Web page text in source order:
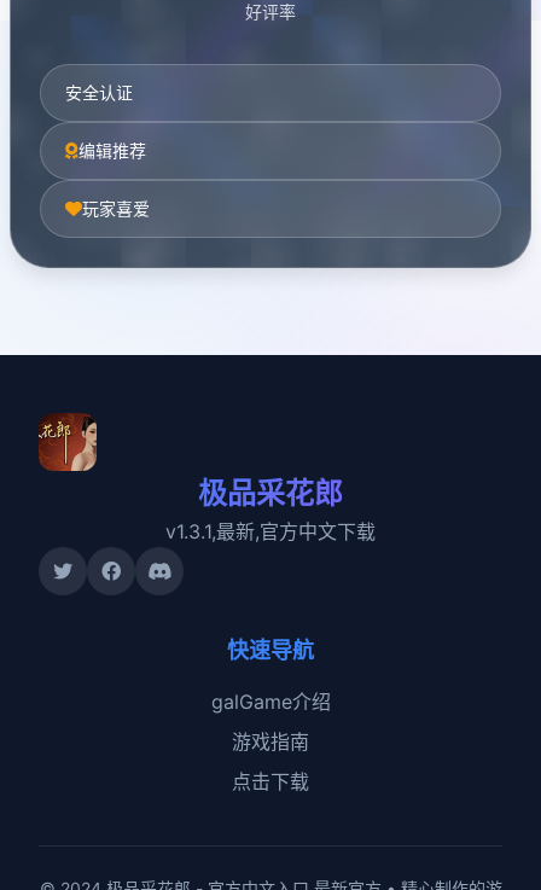
好评率
安全认证
编辑推荐
玩家喜爱
极品采花郎
v1.3.1,最新,官方中文下载
快速导航
galGame介绍
游戏指南
点击下载